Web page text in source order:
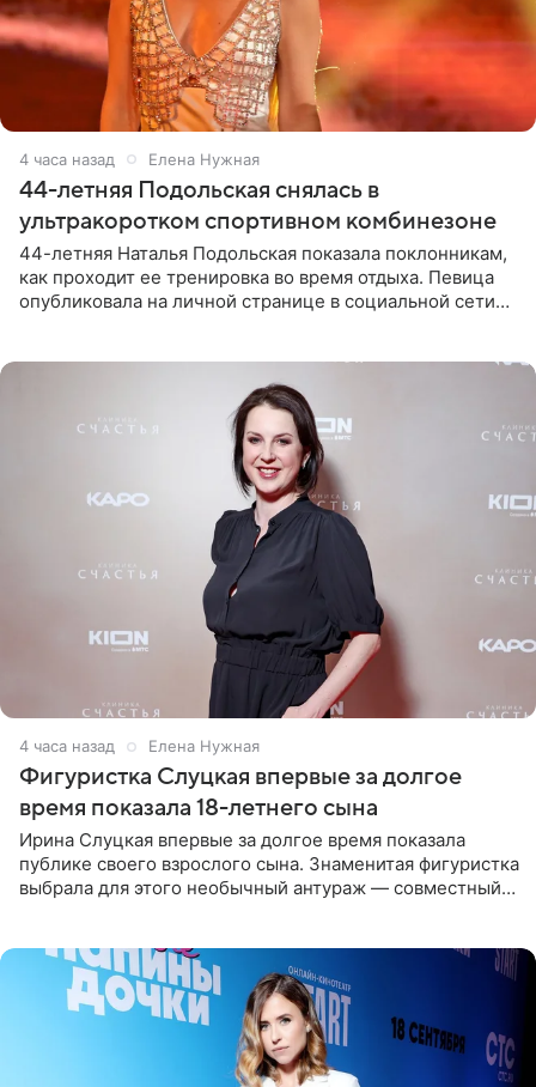
4 часа назад Елена Нужная
44-летняя Подольская снялась в
ультракоротком спортивном комбинезоне
44-летняя Наталья Подольская показала поклонникам,
как проходит ее тренировка во время отдыха. Певица
опубликовала на личной странице в социальной сети
4 часа назад Елена Нужная
Фигуристка Слуцкая впервые за долгое
время показала 18-летнего сына
Ирина Слуцкая впервые за долгое время показала
публике своего взрослого сына. Знаменитая фигуристка
выбрала для этого необычный антураж — совместный